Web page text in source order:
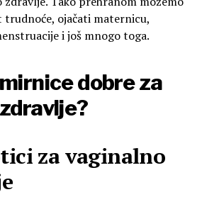
trudnoće, ojačati maternicu,
i još mnogo toga.
dobre za
za vaginalno